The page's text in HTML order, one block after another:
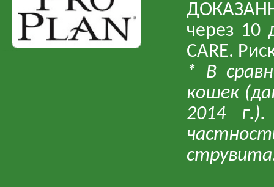
через 10
CARE.
* В
кошек
2014